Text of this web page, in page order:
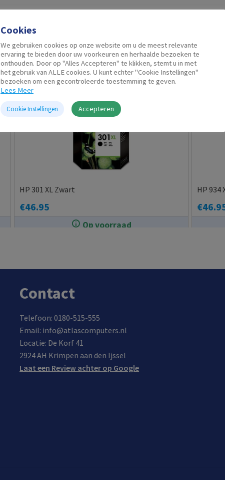
Gerelateerde producten
Op voorraad
HP 301 XL Zwart
€46.95
HP 934
€
Contact
Telefoon: 0180-515-555
Email: info@atlascomputers.nl
Locatie: De Korf 41
2924 AH Krimpen aan den Ijssel
Laat een Review achter op Google
Cookies
We gebruiken cookies op onze website om u de meest relevante
ervaring te bieden door uw voorkeuren en herhaalde bezoeken te
onthouden. Door op "Alles Accepteren" te klikken, stemt u in met
het gebruik van ALLE cookies. U kunt echter "Cookie Instellingen"
bezoeken om een gecontroleerde toestemming te geven.
Lees Meer
Cookie Instellingen Accepteren